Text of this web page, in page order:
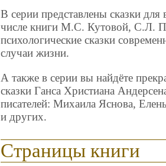
В серии представлены сказки для
числе книги М.С. Кутовой, С.Л.
психологические сказки
случаи жизни.
А также в серии вы найдёте
сказки Ганса Христиана
писателей: Михаила Яснова,
и других.
Страницы книги